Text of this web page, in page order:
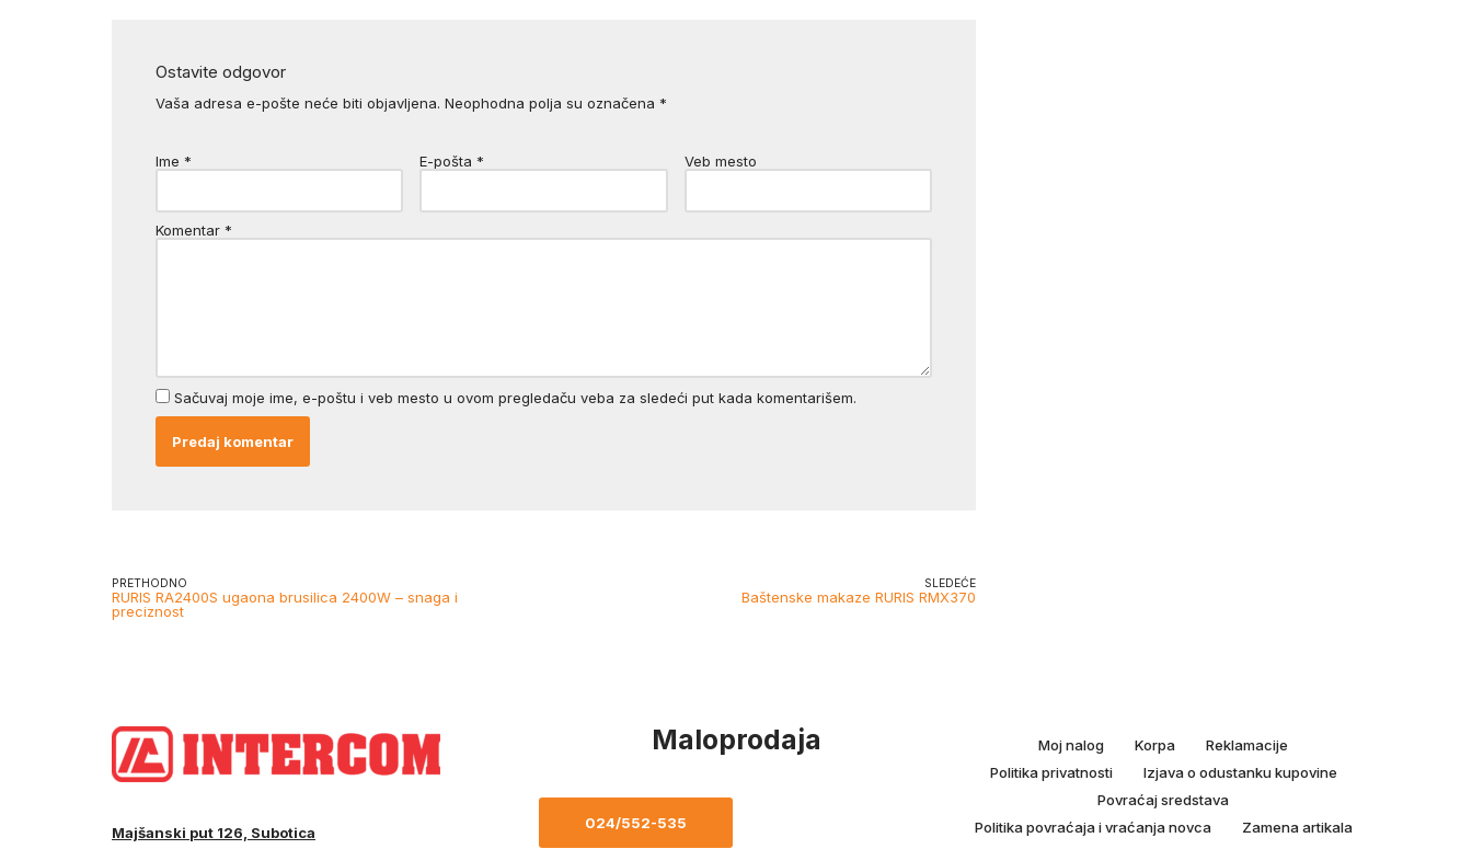
Ostavite odgovor
Vaša adresa e-pošte neće biti objavljena. Neophodna polja su označena *
Ime * E-pošta * Veb mesto
Komentar *
Sačuvaj moje ime, e-poštu i veb mesto u ovom pregledaču veba za sledeći put kada komentarišem.
PRETHODNO
RURIS RA2400S ugaona brusilica 2400W – snaga i
preciznost
SLEDEĆE
Baštenske makaze RURIS RMX370
Majšanski put 126, Subotica
Maloprodaja
024/552-535
Moj nalog Korpa
Reklamacije
Politika privatnosti
Izjava o odustanku kupovine
Povraćaj sredstava
Politika povraćaja i vraćanja novca
Zamena artikala